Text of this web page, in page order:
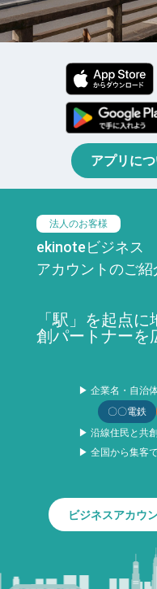
アプリに
法人のお客様
ekinoteビジネス
アカウントのご紹
「駅」を起点
創パートナーを
▶ 企業名・自治
〇〇電鉄
▶ 沿線住民と共
▶ 全国から集客
ビジネスアカウ